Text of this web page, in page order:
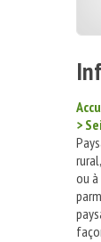
>
ou à